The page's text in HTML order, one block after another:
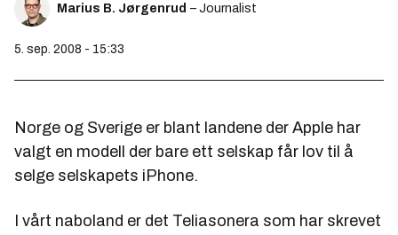
Marius B. Jørgenrud – Journalist
5. sep. 2008 - 15:33
Norge og Sverige er blant landene der Apple har
valgt en modell der bare ett selskap får lov til å
selge selskapets iPhone.
I vårt naboland er det Teliasonera som har skrevet